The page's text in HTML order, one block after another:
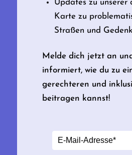
Updates zu unserer
Karte zu
Straßen und
Melde dich jetzt an
informiert, wie du zu
gerechteren und
beitragen kannst!